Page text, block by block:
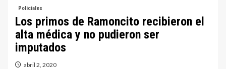
Policiales
Los primos de Ramoncito recibieron el
alta médica y no pudieron ser
imputados
abril 2, 2020